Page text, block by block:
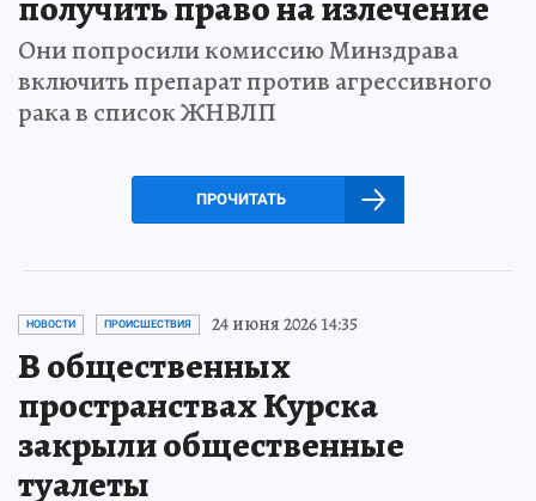
Они попросили комиссию Минздрава
включить препарат против агрессивного
рака в список ЖНВЛП
ПРОЧИТАТЬ
НОВОСТИ ПРОИСШЕСТВИЯ 24 июня 2026 14:35
В общественных
пространствах Курска
закрыли общественные
туалеты